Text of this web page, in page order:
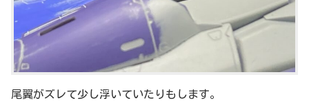
尾翼がズレて少し浮いていたりもします。